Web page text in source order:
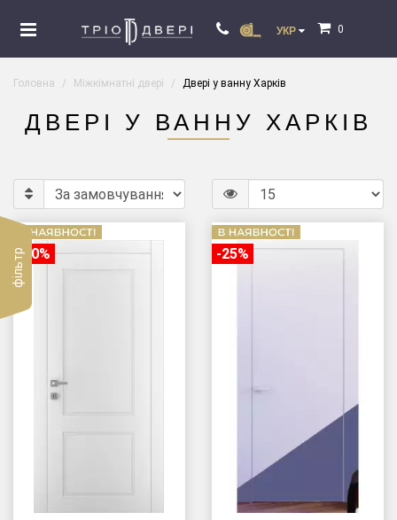
УКР 0
Головна Міжкімнатні двері Двері у ванну Харків
ДВЕРІ У ВАННУ ХАРКІВ
-20% -25%
фільтр